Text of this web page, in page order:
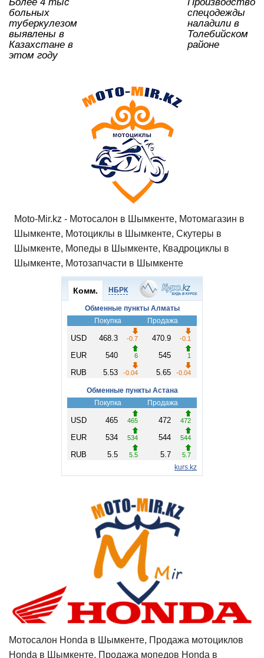
больных
туберкулезом
выявлены в
Казахстане в
этом году
спецодежды
наладили в
Толебийском
районе
Moto-Mir.kz - Мотосалон в Шымкенте, Мотомагазин в
Шымкенте, Мотоциклы в Шымкенте, Скутеры в
Шымкенте, Мопеды в Шымкенте, Квадроциклы в
Шымкенте, Мотозапчасти в Шымкенте
Мотосалон Honda в Шымкенте, Продажа мотоциклов
Honda в Шымкенте, Продажа мопедов Honda в